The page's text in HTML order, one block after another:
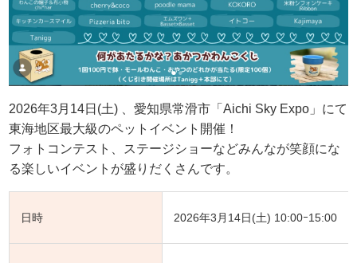
2026年3月14日(土) 、愛知県常滑市「Aichi Sky Expo」にて
東海地区最大級のペットイベント開催！
フォトコンテスト、ステージショーなどみんなが笑顔にな
る楽しいイベントが盛りだくさんです。
日時 2026年3月14日(土) 10:00ｰ15:00